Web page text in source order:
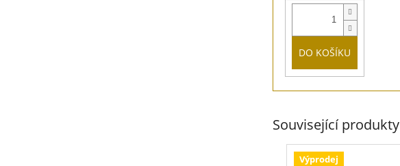
DO KOŠÍKU
Související produkty
Výprodej